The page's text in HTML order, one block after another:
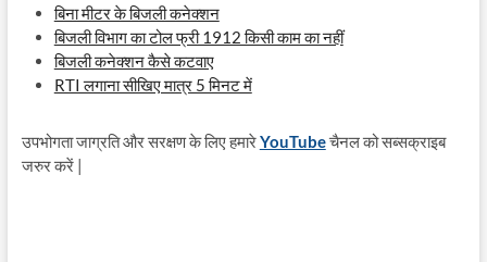
बिना मीटर के बिजली कनेक्शन
बिजली विभाग का टोल फ्री 1912 किसी काम का नहीं
बिजली कनेक्शन कैसे कटवाए
RTI लगाना सीखिए मात्र 5 मिनट में
उपभोगता जाग्रति और सरक्षण के लिए हमारेYouTubeचैनल को सब्सक्राइब
जरुर करें |